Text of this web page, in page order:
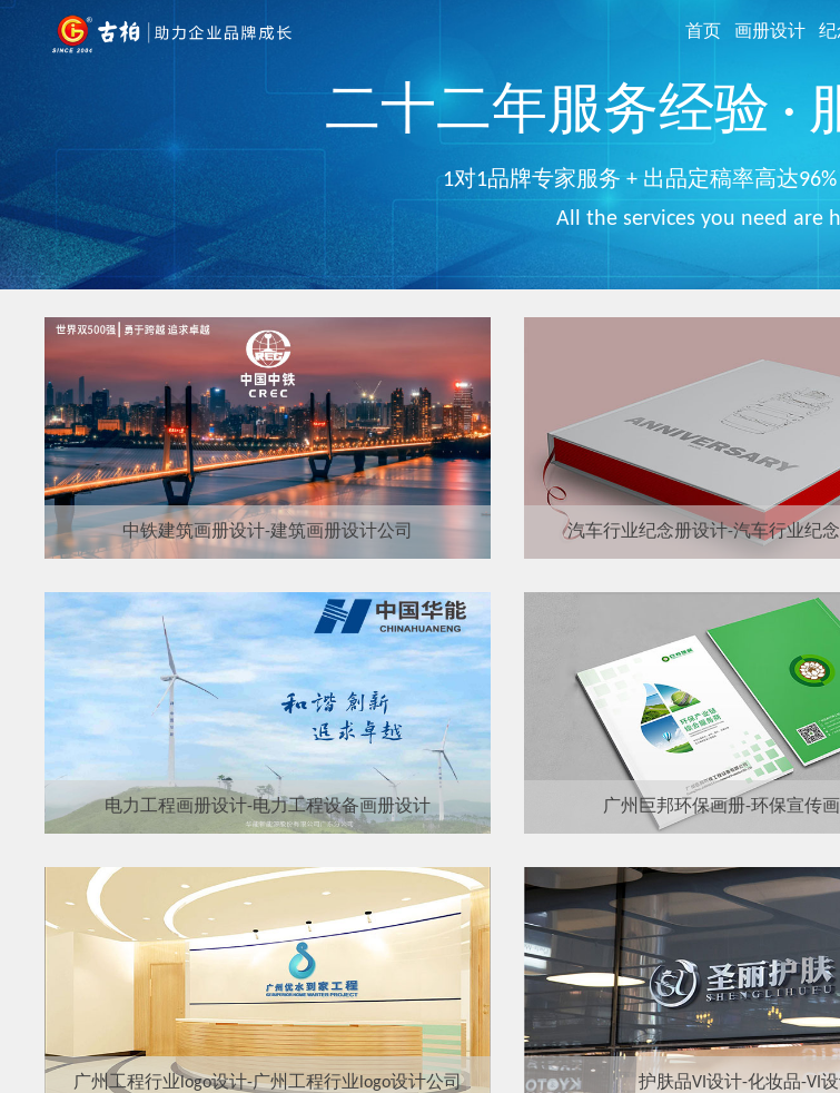
首页 画册设计 纪
二十二年服务经验 ·
1对1品牌专家服务 + 出品定稿率高达
All the services you need are
中铁建筑画册设计-建筑画册设计公司 汽车行业纪念册设计-汽车行业纪
电力工程画册设计-电力工程设备画册设计 广州巨邦环保画册-环保宣传
广州工程行业logo设计-广州工程行业logo设计公司 护肤品VI设计-化妆品-VI